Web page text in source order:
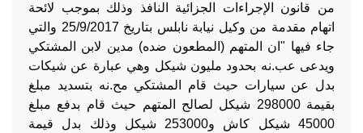
من قانون الإجراءات الجزائية النافذ وذلك بموجب لائحة
اتهام مقدمة من وكيل نيابة نابلس بتاريخ 25/9/2017 والتي
جاء فيها "ان المتهم (المطعون ضده) مدين لابن المشتكي
ويدعى عب.نه بحدود مليون شيكل وهي عبارة عن شيكات
بدل عن سيارات حيث قام المشتكي مح.نه بتسديد مبلغ
بقيمة 298000 شيكل لصالح المتهم حيث قام بدفع مبلغ
45000 شيكل كاش و253000 شيكل وذلك بدل قيمة